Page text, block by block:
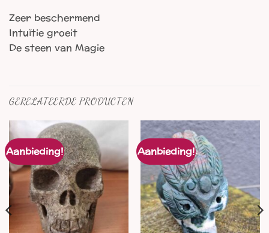
Zeer beschermend
Intuïtie groeit
De steen van Magie
GERELATEERDE PRODUCTEN
Aanbieding! Aanbieding!